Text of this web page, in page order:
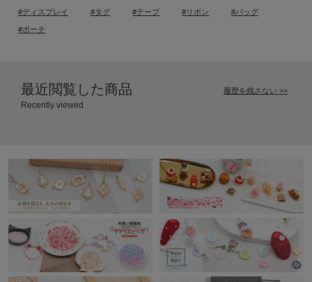
#ディスプレイ #タグ #テープ #リボン #バッグ
#ポーチ
最近閲覧した商品
Recently viewed
履歴を残さない >>